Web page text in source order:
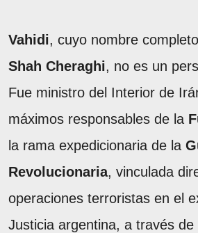
Vahidi, cuyo nombre
Shah Cheraghi, no es un
Fue ministro del Interior de
máximos responsables de la
la rama expedicionaria de la
Revolucionaria, vinculada
operaciones terroristas en el
Justicia argentina, a través de